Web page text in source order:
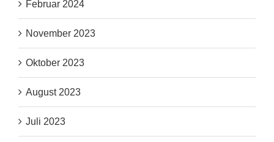
Februar 2024
November 2023
Oktober 2023
August 2023
Juli 2023